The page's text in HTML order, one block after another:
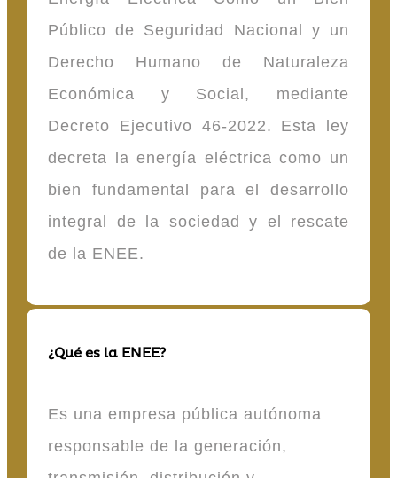
Público de Seguridad Nacional y un
Derecho Humano de Naturaleza
Económica y Social, mediante
Decreto Ejecutivo 46-2022. Esta ley
decreta la energía eléctrica como un
bien fundamental para el desarrollo
integral de la sociedad y el rescate
de la ENEE.
¿Qué es la ENEE?
Es una empresa pública autónoma
responsable de la generación,